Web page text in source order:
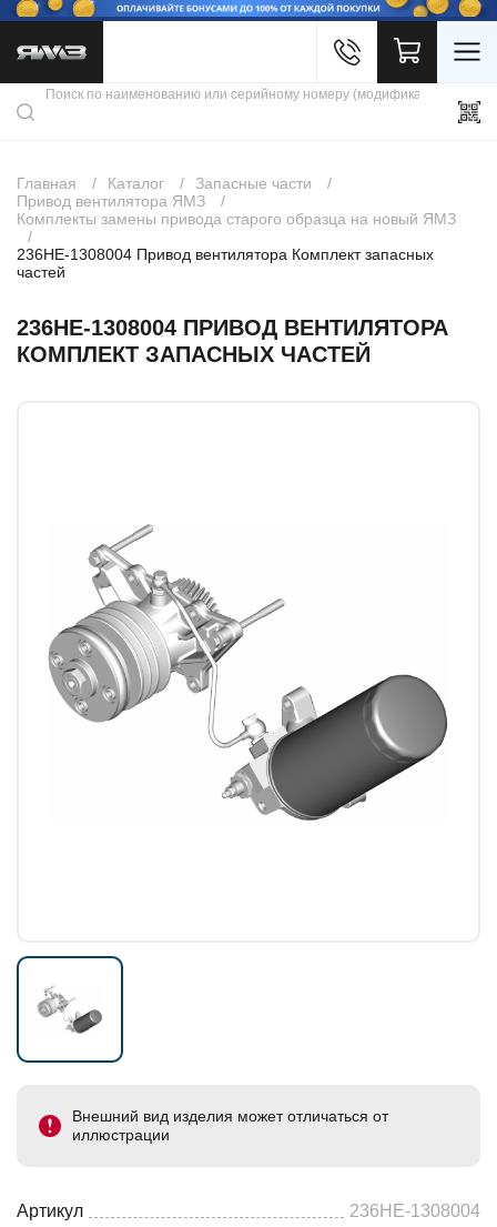
Каталог продукции
Скидки
Контакты
Главная Каталог
Запасные части
Привод вентилятора ЯМЗ
Комплекты замены привода старого образца на новый ЯМЗ
236НЕ-1308004 Привод вентилятора Комплект запасных
частей
236НЕ-1308004 ПРИВОД ВЕНТИЛЯТОРА
КОМПЛЕКТ ЗАПАСНЫХ ЧАСТЕЙ
Внешний вид изделия может отличаться от
иллюстрации
Артикул 236НЕ-1308004